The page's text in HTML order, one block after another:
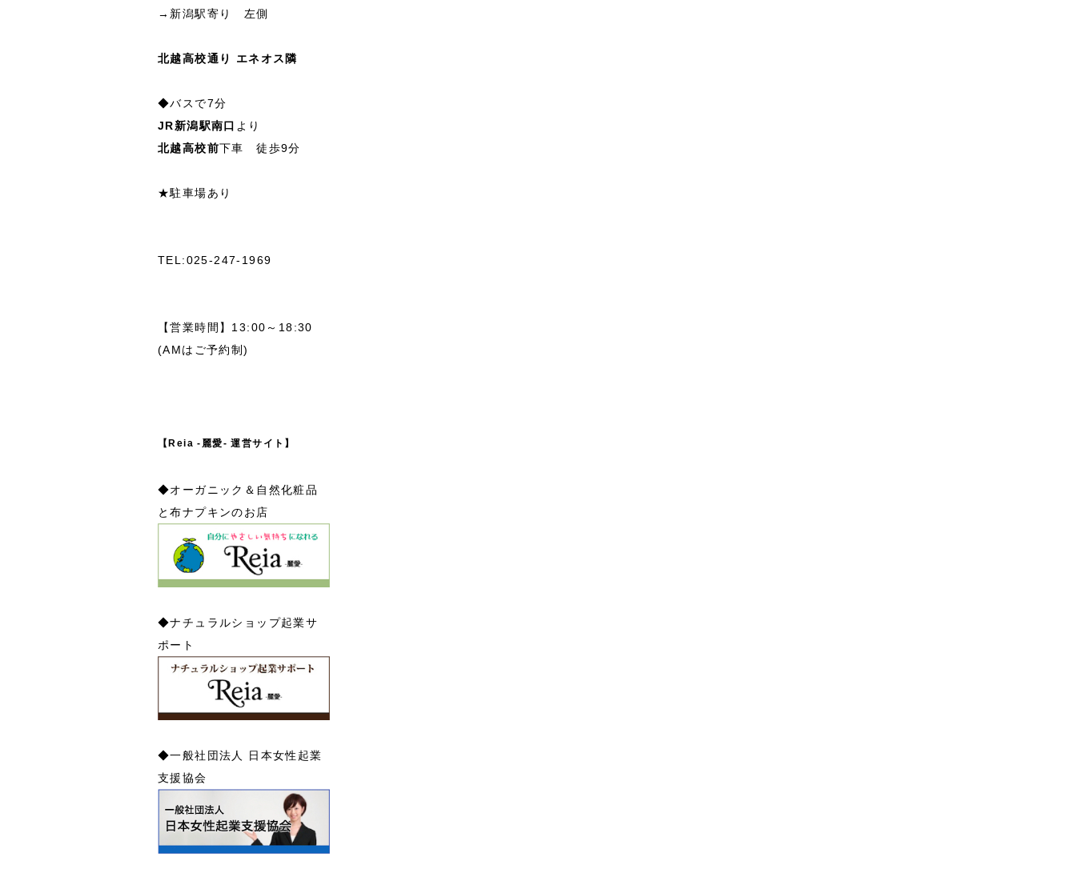
→新潟駅寄り 左側
北越高校通り エネオス隣
◆バスで7分
JR新潟駅南口 より
北越高校前下車 徒歩9分
★駐車場あり
TEL:025-247-1969
【営業時間】13:00～18:30
(AMはご予約制)
【Reia -麗愛- 運営サイト】
◆オーガニック＆自然化粧品
と布ナプキンのお店
◆ナチュラルショップ起業サ
ポート
◆一般社団法人 日本女性起業
支援協会